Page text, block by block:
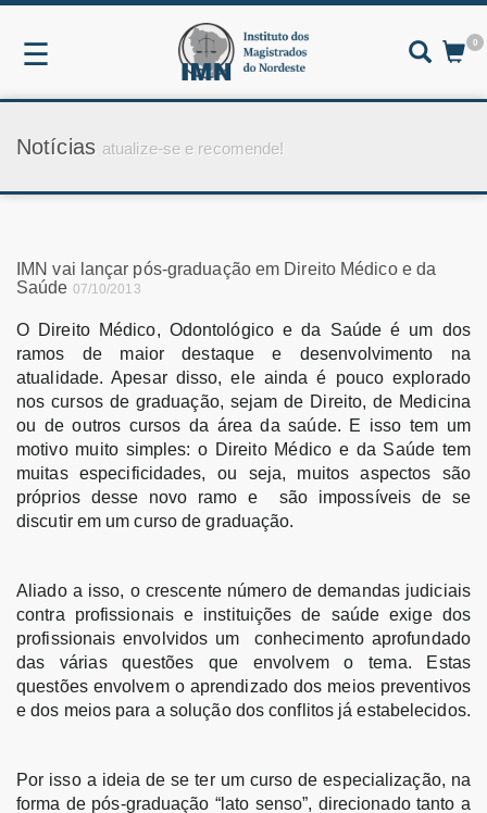
☰ 0
Notícias atualize-se e recomende!
IMN vai lançar pós-graduação em Direito Médico e da
Saúde 07/10/2013
O Direito Médico, Odontológico e da Saúde é um dos
ramos de maior destaque e desenvolvimento na
atualidade. Apesar disso, ele ainda é pouco explorado
nos cursos de graduação, sejam de Direito, de Medicina
ou de outros cursos da área da saúde. E isso tem um
motivo muito simples: o Direito Médico e da Saúde tem
muitas especificidades, ou seja, muitos aspectos são
próprios desse novo ramo e são impossíveis de se
discutir em um curso de graduação.
Aliado a isso, o crescente número de demandas judiciais
contra profissionais e instituições de saúde exige dos
profissionais envolvidos um conhecimento aprofundado
das várias questões que envolvem o tema. Estas
questões envolvem o aprendizado dos meios preventivos
e dos meios para a solução dos conflitos já estabelecidos.
Por isso a ideia de se ter um curso de especialização, na
forma de pós-graduação “lato senso”, direcionado tanto a